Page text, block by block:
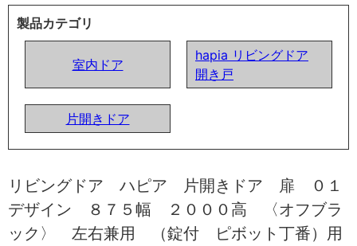
製品カテゴリ
室内ドア
hapia リビングドア
開き戸
片開きドア
リビングドア ハピア 片開きドア 扉 ０１
デザイン ８７５幅 ２０００高 〈オフブラ
ック〉 左右兼用 （錠付 ピボット丁番）用